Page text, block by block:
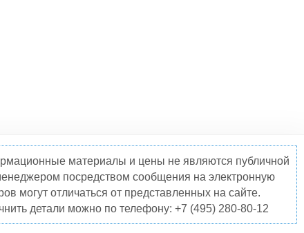
материалы и цены не являются публичной
посредством сообщения на электронную
могут отличаться от представленных на сайте.
детали можно по телефону: +7 (495) 280-80-12